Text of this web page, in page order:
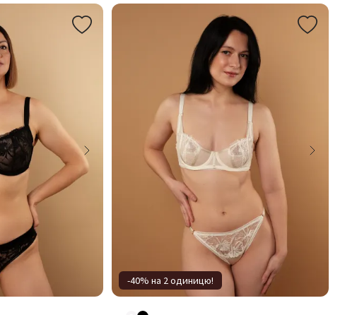
-40% на 2 одиницю!